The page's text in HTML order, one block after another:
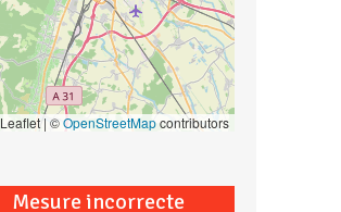
Leaflet | ©OpenStreetMapcontributors
Mesure incorrecte